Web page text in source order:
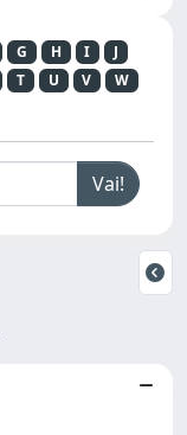
G H I
J
T U V
W